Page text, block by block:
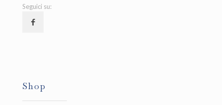
Seguici su:
Shop